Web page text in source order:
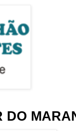
DO